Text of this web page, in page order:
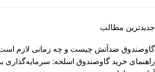
جدیدترین مطالب
گاوصندوق ضدآتش چیست و چه زمانی لازم
راهنمای خرید گاوصندوق اسلحه: سرمایه‌گذاری